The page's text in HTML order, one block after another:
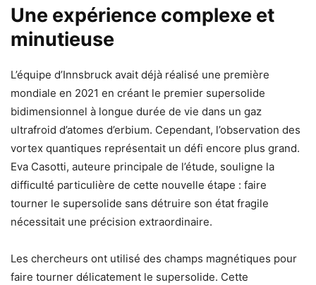
Une expérience complexe et
minutieuse
L’équipe d’Innsbruck avait déjà réalisé une première
mondiale en 2021 en créant le premier supersolide
bidimensionnel à longue durée de vie dans un gaz
ultrafroid d’atomes d’erbium. Cependant, l’observation des
vortex quantiques représentait un défi encore plus grand.
Eva Casotti, auteure principale de l’étude, souligne la
difficulté particulière de cette nouvelle étape : faire
tourner le supersolide sans détruire son état fragile
nécessitait une précision extraordinaire.
Les chercheurs ont utilisé des champs magnétiques pour
faire tourner délicatement le supersolide. Cette